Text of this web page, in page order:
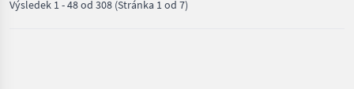
Výsledek 1-48od 308 (Stránka 1 od 7)